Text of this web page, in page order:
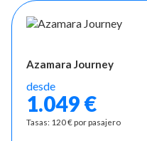
Azamara Journey
desde
1.049 €
Tasas: 120 € por pasajero